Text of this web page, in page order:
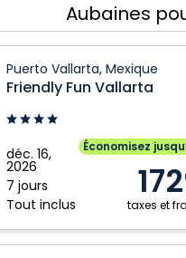
Aubaines
Puerto Vallarta, Mexique
Friendly Fun Vallarta
déc. 16,
2026
7 jours
Tout inclus
Économisez
taxes et
Fun
Vallarta:
Puerto
Mexique